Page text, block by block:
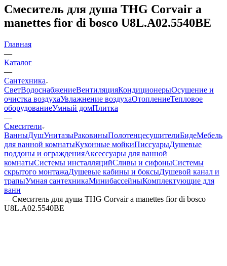
Смеситель для душа THG Corvair a
manettes fior di bosco U8L.A02.5540BE
Главная
—
Каталог
—
Сантехника
СветВодоснабжениеВентиляцияКондиционерыОсушение и
очистка воздухаУвлажнение воздухаОтоплениеТепловое
оборудованиеУмный домПлитка
—
Смесители
ВанныДушУнитазыРаковиныПолотенцесушителиБидеМебель
для ванной комнатыКухонные мойкиПиссуарыДушевые
поддоны и огражденияАксессуары для ванной
комнатыСистемы инсталляцийСливы и сифоныСистемы
скрытого монтажаДушевые кабины и боксыДушевой канал и
трапыУмная сантехникаМинибассейныКомплектующие для
ванн
—Смеситель для душа THG Corvair a manettes fior di bosco
U8L.A02.5540BE